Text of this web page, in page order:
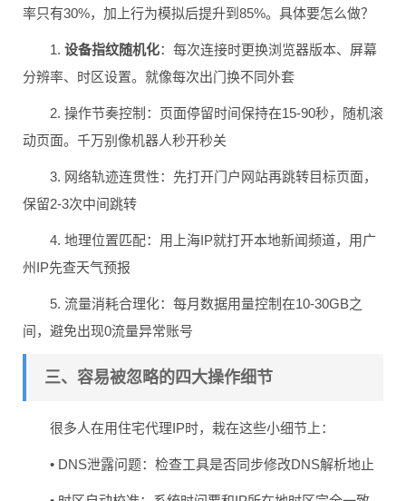
率只有30%，加上行为模拟后提升到85%。具体要怎么做？
1. 设备指纹随机化：每次连接时更换浏览器版本、屏幕
分辨率、时区设置。就像每次出门换不同外套
2. 操作节奏控制：页面停留时间保持在15-90秒，随机滚
动页面。千万别像机器人秒开秒关
3. 网络轨迹连贯性：先打开门户网站再跳转目标页面，
保留2-3次中间跳转
4. 地理位置匹配：用上海IP就打开本地新闻频道，用广
州IP先查天气预报
5. 流量消耗合理化：每月数据用量控制在10-30GB之
间，避免出现0流量异常账号
三、容易被忽略的四大操作细节
很多人在用住宅代理IP时，栽在这些小细节上：
• DNS泄露问题：检查工具是否同步修改DNS解析地止